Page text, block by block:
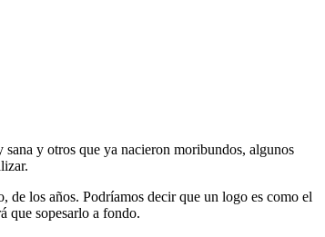
y otros que ya nacieron moribundos, algunos
de los años. Podríamos decir que un logo es como el
que sopesarlo a fondo.